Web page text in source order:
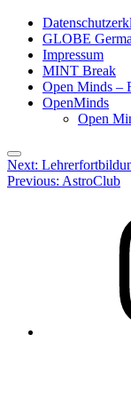
GLOBE
Impressum
MINT Break
Open Minds –
OpenMinds
Open
Menu
Post
navigation
Next:
Previous: AstroClub